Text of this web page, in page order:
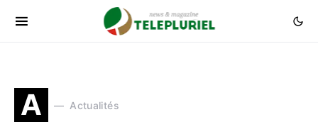
A Actualités